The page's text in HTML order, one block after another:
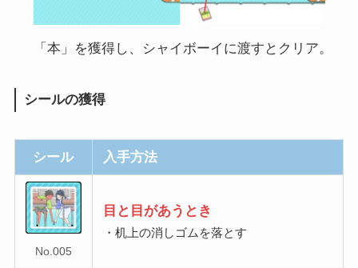
「本」を獲得し、シャイボーイに渡すとクリア。
シールの獲得
シール 入手方法
No.005
目と目があうとき
・机上の消しゴムを落とす